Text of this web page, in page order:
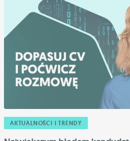
AKTUALNOŚCI I TRENDY